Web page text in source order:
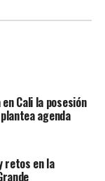
Cali la posesión
agenda
retos en la